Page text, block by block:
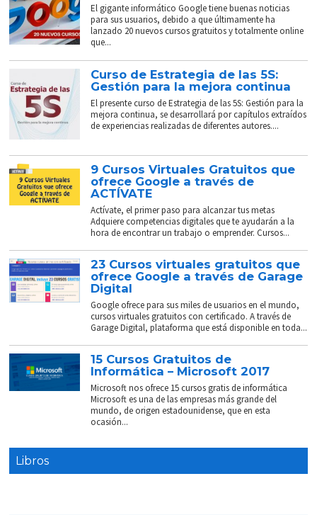
El gigante informático Google tiene buenas noticias
para sus usuarios, debido a que últimamente ha
lanzado 20 nuevos cursos gratuitos y totalmente online
que...
Curso de Estrategia de las 5S:
Gestión para la mejora continua
El presente curso de Estrategia de las 5S: Gestión para la
mejora continua, se desarrollará por capítulos extraídos
de experiencias realizadas de diferentes autores....
9 Cursos Virtuales Gratuitos que
ofrece Google a través de
ACTÍVATE
Actívate, el primer paso para alcanzar tus metas
Adquiere competencias digitales que te ayudarán a la
hora de encontrar un trabajo o emprender. Cursos...
23 Cursos virtuales gratuitos que
ofrece Google a través de Garage
Digital
Google ofrece para sus miles de usuarios en el mundo,
cursos virtuales gratuitos con certificado. A través de
Garage Digital, plataforma que está disponible en toda...
15 Cursos Gratuitos de
Informática – Microsoft 2017
Microsoft nos ofrece 15 cursos gratis de informática
Microsoft es una de las empresas más grande del
mundo, de origen estadounidense, que en esta
ocasión...
Libros